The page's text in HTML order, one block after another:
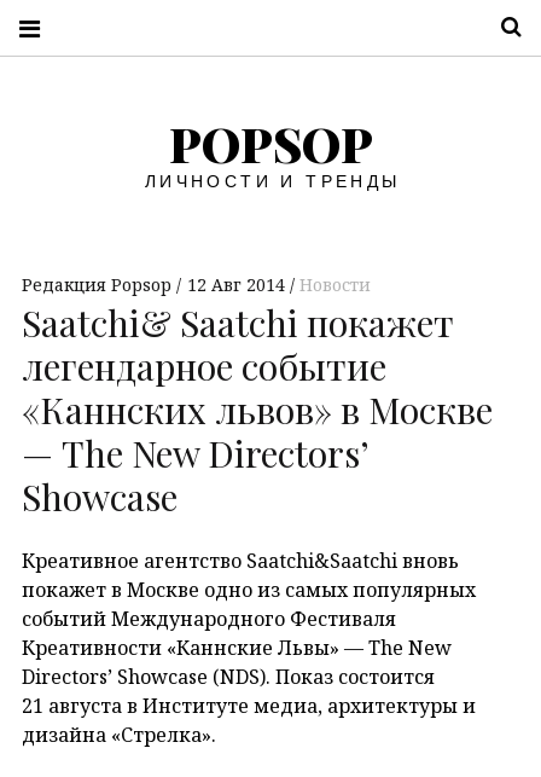
POPSOP
ЛИЧНОСТИ И ТРЕНДЫ
Редакция Popsop 12 Авг 2014 Новости
Saatchi& Saatchi покажет
легендарное событие
«Каннских львов» в Москве
— The New Directors’
Showcase
Креативное агентство Saatchi&Saatchi вновь
покажет в Москве одно из самых популярных
событий Международного Фестиваля
Креативности «Каннские Львы» — The New
Directors’ Showcase (NDS). Показ состоится
21 августа в Институте медиа, архитектуры и
дизайна «Стрелка».